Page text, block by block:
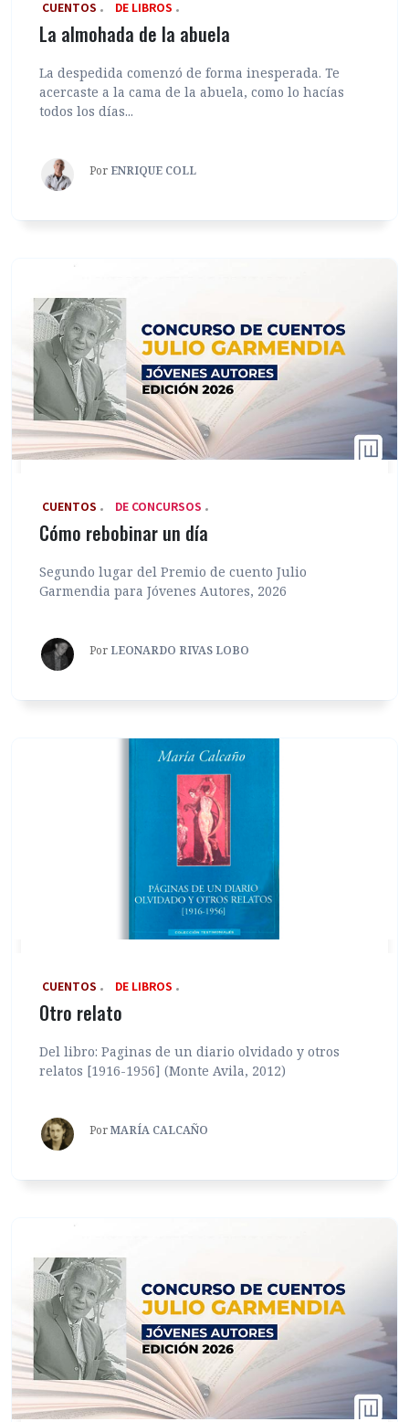
‎ CUENTOS DE LIBROS
La almohada de la abuela
La despedida comenzó de forma inesperada. Te
acercaste a la cama de la abuela, como lo hacías
todos los días...
Por ENRIQUE COLL
‎ CUENTOS DE CONCURSOS
Cómo rebobinar un día
Segundo lugar del Premio de cuento Julio
Garmendia para Jóvenes Autores, 2026
Por LEONARDO RIVAS LOBO
‎ CUENTOS DE LIBROS
Otro relato
Del libro: Paginas de un diario olvidado y otros
relatos [1916-1956] (Monte Avila, 2012)
PorMARÍA CALCAÑO